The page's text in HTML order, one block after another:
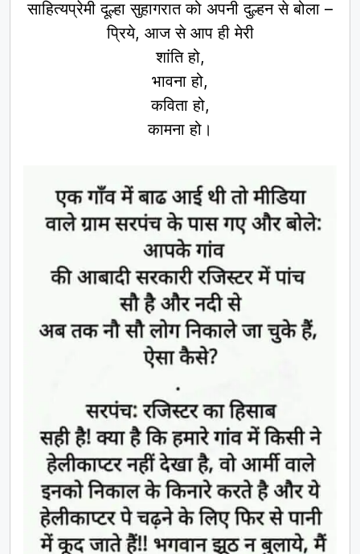
साहित्यप्रेमी दूल्हा सुहागरात को अपनी दुल्हन से बोला –
प्रिये, आज से आप ही मेरी
शांति हो,
भावना हो,
कविता हो,
कामना हो।